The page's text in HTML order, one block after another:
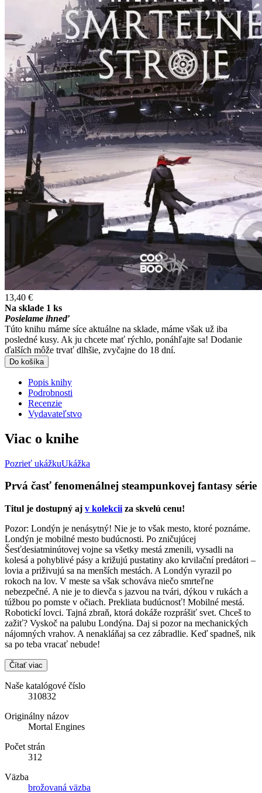
13,40 €
Na sklade 1 ks
Posielame ihneď
Túto knihu máme síce aktuálne na sklade, máme však už iba
posledné kusy. Ak ju chcete mať rýchlo, ponáhľajte sa! Dodanie
ďalších môže trvať dlhšie, zvyčajne do 18 dní.
Do košíka
Popis knihy
Podrobnosti
Recenzie
Vydavateľstvo
Viac o knihe
Pozrieť ukážkuUkážka
Prvá časť fenomenálnej steampunkovej fantasy série
Titul je dostupný aj v kolekcii za skvelú cenu!
Pozor: Londýn je nenásytný! Nie je to však mesto, ktoré poznáme.
Londýn je mobilné mesto budúcnosti. Po zničujúcej
Šesťdesiatminútovej vojne sa všetky mestá zmenili, vysadli na
kolesá a pohyblivé pásy a križujú pustatiny ako krvilační predátori –
lovia a priživujú sa na menších mestách. A Londýn vyrazil po
rokoch na lov. V meste sa však schováva niečo smrteľne
nebezpečné. A nie je to dievča s jazvou na tvári, dýkou v rukách a
túžbou po pomste v očiach. Prekliata budúcnosť! Mobilné mestá.
Robotickí lovci. Tajná zbraň, ktorá dokáže rozprášiť svet. Chceš to
zažiť? Vyskoč na palubu Londýna. Daj si pozor na mechanických
nájomných vrahov. A nenakláňaj sa cez zábradlie. Keď spadneš, nik
sa po teba vracať nebude!
Čítať viac
Naše katalógové číslo
310832
Originálny názov
Mortal Engines
Počet strán
312
Väzba
brožovaná väzba